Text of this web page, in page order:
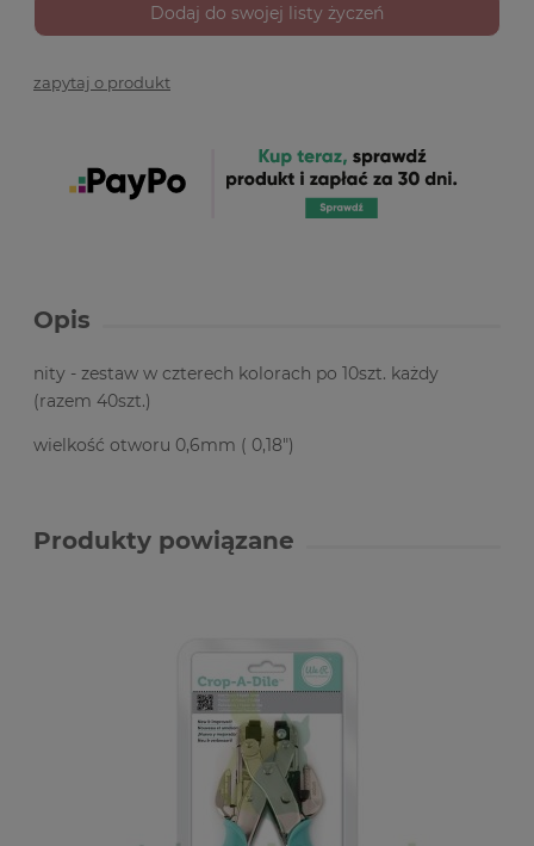
Dodaj do swojej listy życzeń
zapytaj o produkt
Opis
nity - zestaw w czterech kolorach po 10szt. każdy
(razem 40szt.)
wielkość otworu 0,6mm ( 0,18")
Produkty powiązane